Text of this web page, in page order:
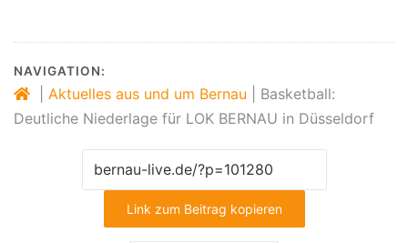
NAVIGATION:
Aktuelles aus und um Bernau
Basketball:
Deutliche Niederlage für LOK BERNAU in Düsseldorf
Link zum Beitrag kopieren